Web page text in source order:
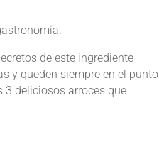
de este ingrediente
y queden siempre en el punto
3 deliciosos arroces que